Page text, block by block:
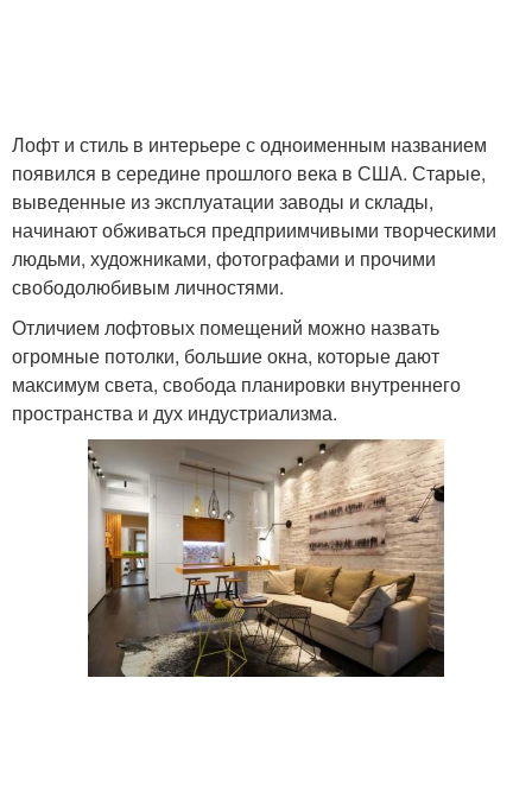
Лофт и стиль в интерьере с одноименным названием
появился в середине прошлого века в США. Старые,
выведенные из эксплуатации заводы и склады,
начинают обживаться предприимчивыми творческими
людьми, художниками, фотографами и прочими
свободолюбивым личностями.
Отличием лофтовых помещений можно назвать
огромные потолки, большие окна, которые дают
максимум света, свобода планировки внутреннего
пространства и дух индустриализма.